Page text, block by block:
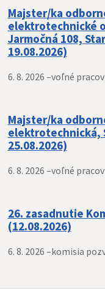
Majster/ka
elektrotechnické
Jarmočná 108,
19.08.2026)
6. 8. 2026 –voľné
Majster/ka
elektrotechnická,
25.08.2026)
6. 8. 2026 –voľné
26. zasadnutie
(12.08.2026)
6. 8. 2026 –komisia